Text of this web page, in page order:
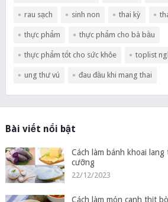
rau sạch sinh non thai kỳ
thực phẩm thực phẩm cho bà bầu
thực phẩm tốt cho sức khỏe toplist
ung thư vú đau đầu khi mang thai
Bài viết nổi bật
Cách làm bánh khoai
cưỡng
22/12/2023
Cách làm món canh thịt